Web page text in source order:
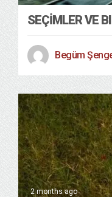
SEÇIMLER VE
Begüm
2 months ago